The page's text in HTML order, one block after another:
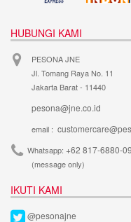
HUBUNGI KAMI
PESONA JNE
Jl. Tomang Raya No. 11
Jakarta Barat - 11440
pesona@jne.co.id
email :
Whatsapp: +62 817-6880-
(message only)
IKUTI KAMI
@pesonajne